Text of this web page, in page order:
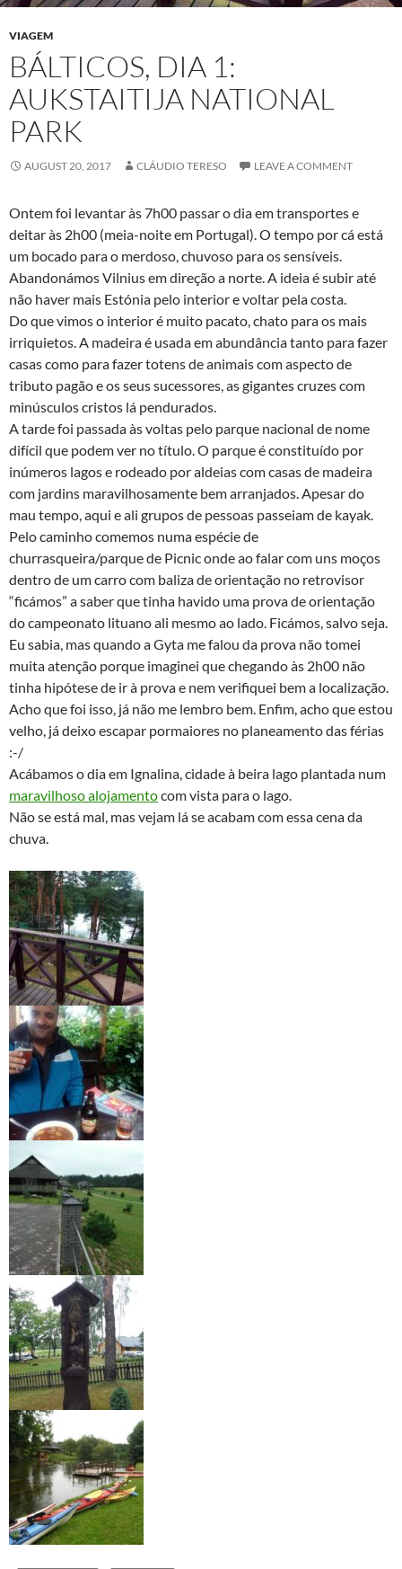
VIAGEM
BÁLTICOS, DIA 1:
AUKSTAITIJA NATIONAL
PARK
AUGUST 20, 2017 CLÁUDIO TERESO LEAVE A COMMENT
Ontem foi levantar às 7h00 passar o dia em transportes e
deitar às 2h00 (meia-noite em Portugal). O tempo por cá está
um bocado para o merdoso, chuvoso para os sensíveis.
Abandonámos Vilnius em direção a norte. A ideia é subir até
não haver mais Estónia pelo interior e voltar pela costa.
Do que vimos o interior é muito pacato, chato para os mais
irriquietos. A madeira é usada em abundância tanto para fazer
casas como para fazer totens de animais com aspecto de
tributo pagão e os seus sucessores, as gigantes cruzes com
minúsculos cristos lá pendurados.
A tarde foi passada às voltas pelo parque nacional de nome
difícil que podem ver no título. O parque é constituído por
inúmeros lagos e rodeado por aldeias com casas de madeira
com jardins maravilhosamente bem arranjados. Apesar do
mau tempo, aqui e ali grupos de pessoas passeiam de kayak.
Pelo caminho comemos numa espécie de
churrasqueira/parque de Picnic onde ao falar com uns moços
dentro de um carro com baliza de orientação no retrovisor
“ficámos” a saber que tinha havido uma prova de orientação
do campeonato lituano ali mesmo ao lado. Ficámos, salvo seja.
Eu sabia, mas quando a Gyta me falou da prova não tomei
muita atenção porque imaginei que chegando às 2h00 não
tinha hipótese de ir à prova e nem verifiquei bem a localização.
Acho que foi isso, já não me lembro bem. Enfim, acho que estou
velho, já deixo escapar pormaiores no planeamento das férias
:-/
Acábamos o dia em Ignalina, cidade à beira lago plantada num
maravilhoso alojamentocom vista para o lago.
Não se está mal, mas vejam lá se acabam com essa cena da
chuva.